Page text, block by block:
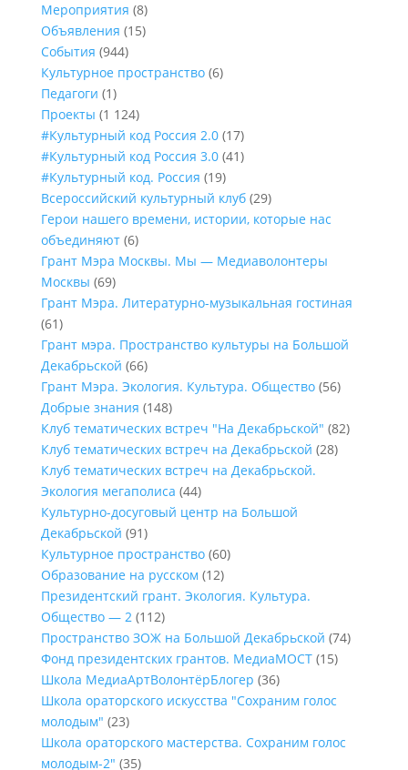
Мероприятия (8)
Объявления (15)
События (944)
Культурное пространство(6)
Педагоги (1)
Проекты (1 124)
#Культурный код Россия 2.0(17)
#Культурный код Россия 3.0(41)
#Культурный код. Россия (19)
Всероссийский культурный клуб(29)
Герои нашего времени, истории, которые нас
объединяют(6)
Грант Мэра Москвы. Мы — Медиаволонтеры
Москвы (69)
Грант Мэра. Литературно-музыкальная гостиная
(61)
Грант мэра. Пространство культуры на Большой
Декабрьской (66)
Грант Мэра. Экология. Культура. Общество(56)
Добрые знания (148)
Клуб тематических встреч "На Декабрьской" (82)
Клуб тематических встреч на Декабрьской (28)
Клуб тематических встреч на Декабрьской.
Экология мегаполиса (44)
Культурно-досуговый центр на Большой
Декабрьской (91)
Культурное пространство(60)
Образование на русском (12)
Президентский грант. Экология. Культура.
Общество — 2(112)
Пространство ЗОЖ на Большой Декабрьской (74)
Фонд президентских грантов. МедиаМОСТ(15)
Школа МедиаАртВолонтёрБлогер (36)
Школа ораторского искусства "Сохраним голос
молодым" (23)
Школа ораторского мастерства. Сохраним голос
молодым-2" (35)